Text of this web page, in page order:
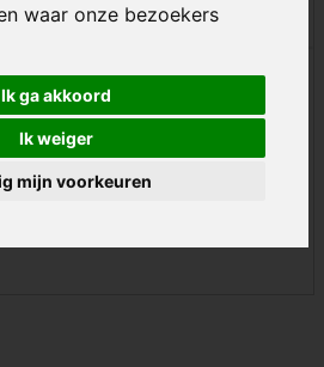
waar onze bezoekers
Ik ga akkoord
Ik weiger
mijn voorkeuren